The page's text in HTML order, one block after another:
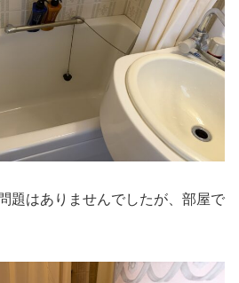
題はありませんでしたが、部屋で